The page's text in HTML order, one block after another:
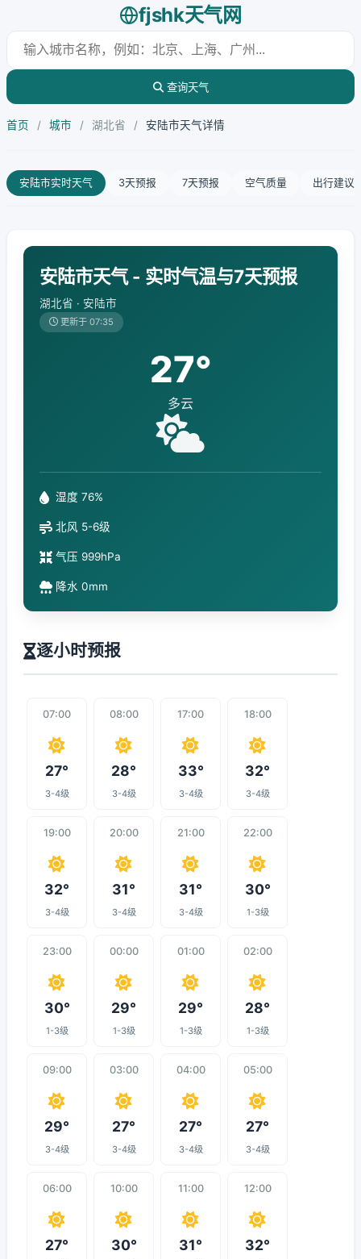
fjshk天气网
查询天气
首页 / 城市 / 湖北省 / 安陆市天气详情
安陆市实时天气 3天预报 7天预报 空气质量 出行建议
安陆市天气 - 实时气温与7天预报
湖北省 · 安陆市
更新于 07:35
27°
多云
湿度 76%
北风 5-6级
气压 999hPa
降水 0mm
逐小时预报
07:00
27°
3-4级
08:00
28°
3-4级
17:00
33°
3-4级
18:00
32°
3-4级
19:00
32°
3-4级
20:00
31°
3-4级
21:00
31°
3-4级
22:00
30°
1-3级
23:00
30°
1-3级
00:00
29°
1-3级
01:00
29°
1-3级
02:00
28°
1-3级
09:00
29°
3-4级
03:00
27°
3-4级
04:00
27°
3-4级
05:00
27°
3-4级
06:00
27°
10:00
30°
11:00
31°
12:00
32°